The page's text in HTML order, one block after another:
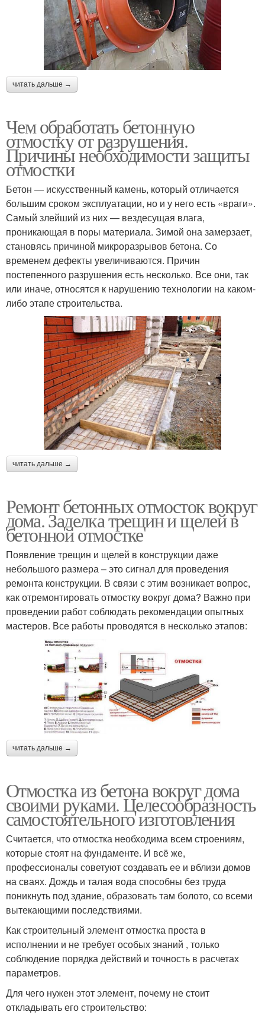
читать дальше →
Чем обработать бетонную
отмостку от разрушения.
Причины необходимости защиты
отмостки
Бетон — искусственный камень, который отличается
большим сроком эксплуатации, но и у него есть «враги».
Самый злейший из них — вездесущая влага,
проникающая в поры материала. Зимой она замерзает,
становясь причиной микроразрывов бетона. Со
временем дефекты увеличиваются. Причин
постепенного разрушения есть несколько. Все они, так
или иначе, относятся к нарушению технологии на каком-
либо этапе строительства.
читать дальше →
Ремонт бетонных отмосток вокруг
дома. Заделка трещин и щелей в
бетонной отмостке
Появление трещин и щелей в конструкции даже
небольшого размера – это сигнал для проведения
ремонта конструкции. В связи с этим возникает вопрос,
как отремонтировать отмостку вокруг дома? Важно при
проведении работ соблюдать рекомендации опытных
мастеров. Все работы проводятся в несколько этапов:
читать дальше →
Отмостка из бетона вокруг дома
своими руками. Целесообразность
самостоятельного изготовления
Считается, что отмостка необходима всем строениям,
которые стоят на фундаменте. И всё же,
профессионалы советуют создавать ее и вблизи домов
на сваях. Дождь и талая вода способны без труда
поникнуть под здание, образовать там болото, со всеми
вытекающими последствиями.
Как строительный элемент отмостка проста в
исполнении и не требует особых знаний , только
соблюдение порядка действий и точность в расчетах
параметров.
Для чего нужен этот элемент, почему не стоит
откладывать его строительство: